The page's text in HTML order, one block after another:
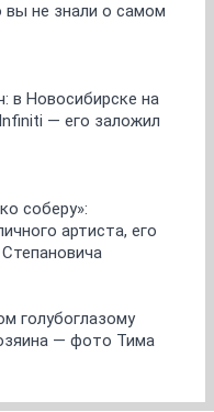
вы не знали о самом
в Новосибирске на
— его заложил
соберу»:
артиста, его
голубоглазому
— фото Тима